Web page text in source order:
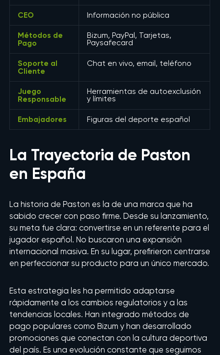
CEO Información no pública
Métodos de
Pago
Bizum, PayPal, Tarjetas,
Paysafecard
Soporte al
Cliente
Chat en vivo, email, teléfono
Juego
Responsable
Herramientas de autoexclusión
y límites
Embajadores Figuras del deporte español
La Trayectoria de Paston
en España
La historia de Paston es la de una marca que ha
sabido crecer con paso firme. Desde su lanzamiento,
su meta fue clara: convertirse en un referente para el
jugador español. No buscaron una expansión
internacional masiva. En su lugar, prefirieron centrarse
en perfeccionar su producto para un único mercado.
Esta estrategia les ha permitido adaptarse
rápidamente a los cambios regulatorios y a las
tendencias locales. Han integrado métodos de
pago populares como Bizum y han desarrollado
promociones que conectan con la cultura deportiva
del país. Es una evolución constante que seguimos